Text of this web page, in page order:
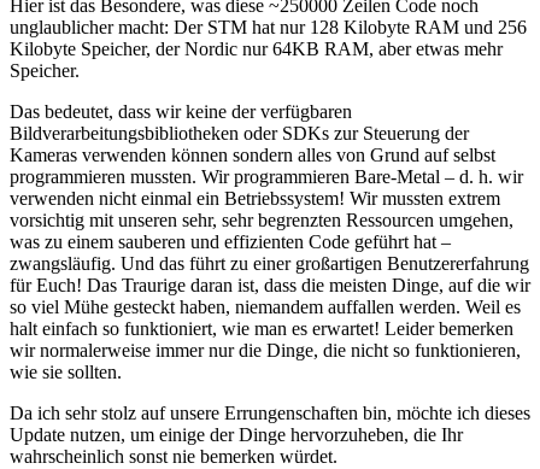
Hier ist das Besondere, was diese ~250000 Zeilen Code noch
unglaublicher macht: Der STM hat nur 128 Kilobyte RAM und 256
Kilobyte Speicher, der Nordic nur 64KB RAM, aber etwas mehr
Speicher.
Das bedeutet, dass wir keine der verfügbaren
Bildverarbeitungsbibliotheken oder SDKs zur Steuerung der
Kameras verwenden können sondern alles von Grund auf selbst
programmieren mussten. Wir programmieren Bare-Metal – d. h. wir
verwenden nicht einmal ein Betriebssystem! Wir mussten extrem
vorsichtig mit unseren sehr, sehr begrenzten Ressourcen umgehen,
was zu einem sauberen und effizienten Code geführt hat –
zwangsläufig. Und das führt zu einer großartigen Benutzererfahrung
für Euch! Das Traurige daran ist, dass die meisten Dinge, auf die wir
so viel Mühe gesteckt haben, niemandem auffallen werden. Weil es
halt einfach so funktioniert, wie man es erwartet! Leider bemerken
wir normalerweise immer nur die Dinge, die nicht so funktionieren,
wie sie sollten.
Da ich sehr stolz auf unsere Errungenschaften bin, möchte ich dieses
Update nutzen, um einige der Dinge hervorzuheben, die Ihr
wahrscheinlich sonst nie bemerken würdet.